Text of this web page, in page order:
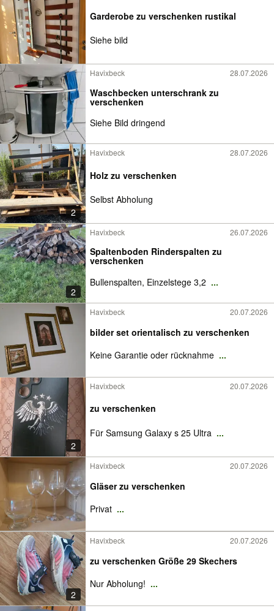
Garderobe zu verschenken rustikal
Siehe bild
Havixbeck 28.07.2026
Waschbecken unterschrank zu
verschenken
Siehe Bild dringend
2
Havixbeck 28.07.2026
Holz zu verschenken
Selbst Abholung
2
Havixbeck 26.07.2026
Spaltenboden Rinderspalten zu
verschenken
Bullenspalten, Einzelstege 3,2 ...
Havixbeck 20.07.2026
bilder set orientalisch zu verschenken
Keine Garantie oder rücknahme ...
2
Havixbeck 20.07.2026
zu verschenken
Für Samsung Galaxy s 25 Ultra ...
Havixbeck 20.07.2026
Gläser zu verschenken
Privat ...
2
Havixbeck 20.07.2026
zu verschenken Größe 29 Skechers
Nur Abholung! ...